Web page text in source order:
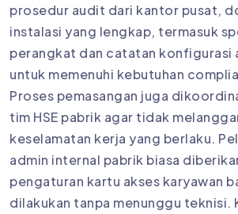
prosedur audit dari kantor pusat,
instalasi yang lengkap, termasuk
perangkat dan catatan konfigurasi
untuk memenuhi kebutuhan
Proses pemasangan juga
tim HSE pabrik agar tidak
keselamatan kerja yang berlaku.
admin internal pabrik biasa
pengaturan kartu akses karyawan
dilakukan tanpa menunggu teknisi.